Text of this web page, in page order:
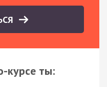
курсе ты: